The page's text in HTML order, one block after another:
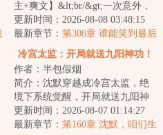
主+爽文】&lt;br/&gt;一次意外，
让秦厉穿越到了封建古代，本想
着能勾栏听...
更新时间：2026-08-08 03:48:15
最新章节： 第306章 谁能笑到最后
冷宫太监：开局就送九阳神功！
作者：半包假烟
简介：沈默穿越成冷宫太监，绝
境下系统觉醒，开局就送九阳神
功！&lt;br/&gt;香妃：“小默子，
本宫体内寒...
更新时间：2026-08-07 01:14:27
最新章节： 第160章 沈默，咱们生